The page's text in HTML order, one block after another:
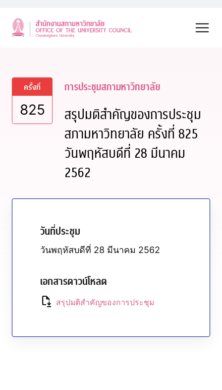
content
ครั้งที่
825
การประชุมสภามหาวิทยาลัย
สรุปมติสำคัญของการประชุม
สภามหาวิทยาลัย ครั้งที่ 825
วันพฤหัสบดีที่ 28 มีนาคม
2562
วันที่ประชุม
วันพฤหัสบดีที่ 28 มีนาคม 2562
เอกสารดาวน์โหลด
file_save สรุปมติสำคัญของการประชุม